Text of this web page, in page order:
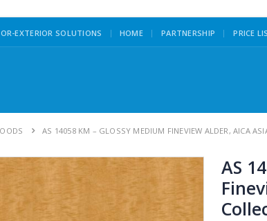
EXTERIOR SOLUTIONS | HOME PARTNERSHIP PRICE
AS 14058 KM – GLOSSY MEDIUM FINEVIEW ALDER, AICA
AS